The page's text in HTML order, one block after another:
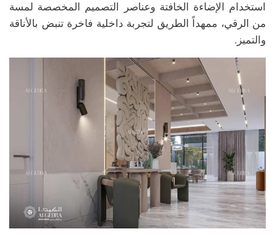
استخدام الإضاءة الخافتة وعناصر التصميم المخصصة لمسة
من الرقي، ممهداً الطريق لتجربة داخلية فاخرة تنبض بالأناقة
والتميز.